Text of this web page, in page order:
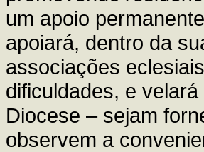
um apoio
apoiará, dentro da
associações
dificuldades, e
Diocese – sejam
observem a